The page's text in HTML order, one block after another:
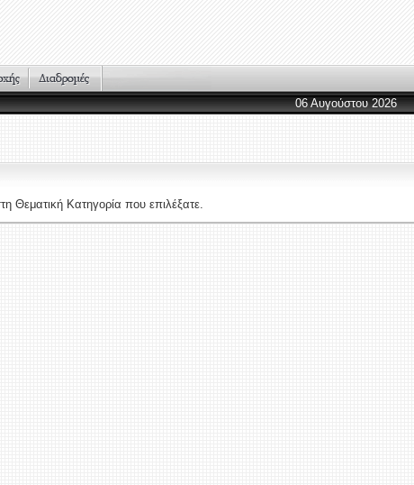
06 Αυγούστου 2026
Θεματική Κατηγορία που επιλέξατε.